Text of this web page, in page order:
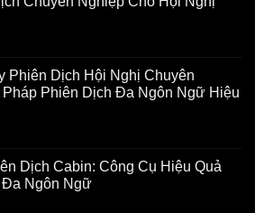
Phiên Dịch Hội Nghị Chuyên
Pháp Phiên Dịch Đa Ngôn Ngữ Hiệu
Dịch Cabin: Công Cụ Hiệu Quả
Ngôn Ngữ